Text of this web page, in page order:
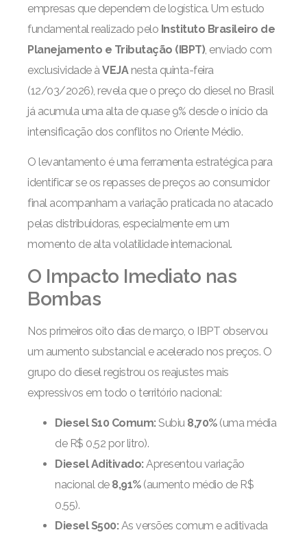
empresas que dependem de logística. Um estudo
fundamental realizado pelo Instituto Brasileiro de
Planejamento e Tributação (IBPT), enviado com
exclusividade àVEJAnesta quinta-feira
(12/03/2026), revela que o preço do diesel no Brasil
já acumula uma alta de quase 9% desde o início da
intensificação dos conflitos no Oriente Médio.
O levantamento é uma ferramenta estratégica para
identificar se os repasses de preços ao consumidor
final acompanham a variação praticada no atacado
pelas distribuidoras, especialmente em um
momento de alta volatilidade internacional.
O Impacto Imediato nas
Bombas
Nos primeiros oito dias de março, o IBPT observou
um aumento substancial e acelerado nos preços. O
grupo do diesel registrou os reajustes mais
expressivos em todo o território nacional:
Diesel S10 Comum:Subiu 8,70%(uma média
de R$ 0,52 por litro).
Diesel Aditivado:Apresentou variação
nacional de 8,91%(aumento médio de R$
0,55).
Diesel S500:As versões comum e aditivada